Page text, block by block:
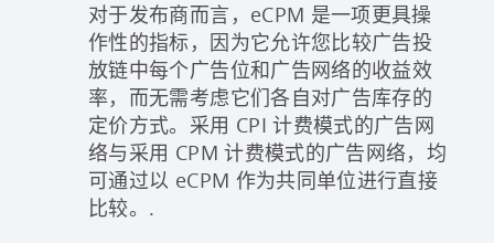
对于发布商而言，eCPM 是一项更具操
作性的指标，因为它允许您比较广告投
放链中每个广告位和广告网络的收益效
率，而无需考虑它们各自对广告库存的
定价方式。采用 CPI 计费模式的广告网
络与采用 CPM 计费模式的广告网络，均
可通过以 eCPM 作为共同单位进行直接
比较。.